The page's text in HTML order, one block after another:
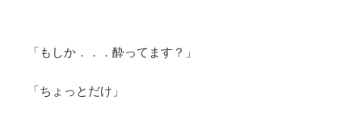
「もしか．．．酔ってます？」
「ちょっとだけ」